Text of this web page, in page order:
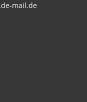
mail.de